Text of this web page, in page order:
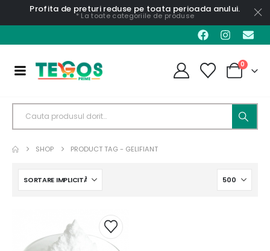
Profita de preturi reduse pe toata perioada anului.
* La toate categoriile de produse
0
SHOP PRODUCT TAG - GELIFIANT